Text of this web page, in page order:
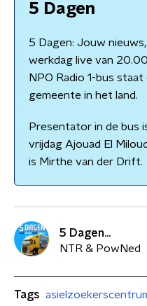
5 Dagen
5 Dagen: Jouw
werkdag live van
NPO Radio 1-bus
gemeente in het land.
Presentator in de bus
vrijdag Ajouad El
is Mirthe van der Drift.
5 Dagen...
NTR & PowNed
Tags